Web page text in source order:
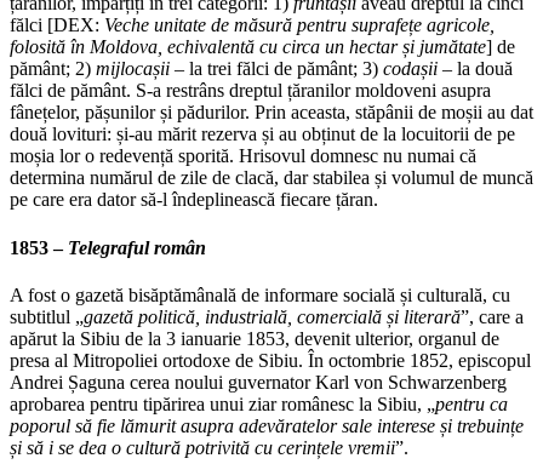
fălci [DEX: Veche unitate de măsură pentru suprafețe agricole,
folosită în Moldova, echivalentă cu circa un hectar și jumătate] de
pământ; 2) mijlocașii – la trei fălci de pământ; 3) codașii – la două
fălci de pământ. S-a restrâns dreptul țăranilor moldoveni asupra
fânețelor, pășunilor și pădurilor. Prin aceasta, stăpânii de moșii au dat
două lovituri: și-au mărit rezerva și au obținut de la locuitorii de pe
moșia lor o redevență sporită. Hrisovul domnesc nu numai că
determina numărul de zile de clacă, dar stabilea și volumul de muncă
pe care era dator să-l îndeplinească fiecare țăran.
1853 – Telegraful român
A fost o gazetă bisăptămânală de informare socială și culturală, cu
subtitlul „gazetă politică, industrială, comercială și literară”, care a
apărut la Sibiu de la 3 ianuarie 1853, devenit ulterior, organul de
presa al Mitropoliei ortodoxe de Sibiu. În octombrie 1852, episcopul
Andrei Șaguna cerea noului guvernator Karl von Schwarzenberg
aprobarea pentru tipărirea unui ziar românesc la Sibiu, „pentru ca
poporul să fie lămurit asupra adevăratelor sale interese și trebuințe
și să i se dea o cultură potrivită cu cerințele vremii”.